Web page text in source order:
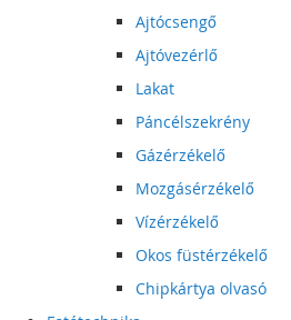
Ajtócsengő
Ajtóvezérlő
Lakat
Páncélszekrény
Gázérzékelő
Mozgásérzékelő
Vízérzékelő
Okos füstérzékelő
Chipkártya olvasó